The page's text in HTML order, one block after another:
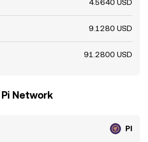
4.5640 USD
9.1280 USD
91.2800 USD
Pi Network
PI